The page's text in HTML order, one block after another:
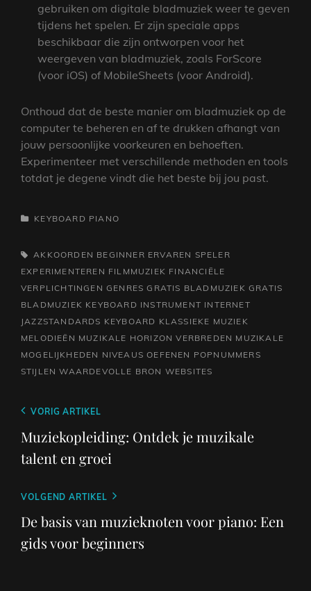
gebruiken om digitale bladmuziek weer te geven
tijdens het spelen. Er zijn speciale apps
beschikbaar die zijn ontworpen voor het
weergeven van bladmuziek, zoals ForScore
(voor iOS) of MobileSheets (voor Android).
Onthoud dat de beste manier om bladmuziek op de
computer te beheren en af ​​te drukken afhangt van
jouw persoonlijke voorkeuren en behoeften.
Experimenteer met verschillende methoden en tools
totdat je degene vindt die het beste bij jou past.
CATEGORIEËN
KEYBOARD PIANO
TAGS,AKKOORDEN BEGINNER ERVAREN SPELER
EXPERIMENTEREN FILMMUZIEK FINANCIËLE
VERPLICHTINGEN GENRES GRATIS BLADMUZIEK GRATIS
BLADMUZIEK KEYBOARD INSTRUMENT INTERNET
JAZZSTANDARDS KEYBOARD KLASSIEKE MUZIEK
MELODIEËN MUZIKALE HORIZON VERBREDEN MUZIKALE
MOGELIJKHEDEN NIVEAUS OEFENEN POPNUMMERS
STIJLEN WAARDEVOLLE BRON WEBSITES
Berichtnavigatie
Vorig
bericht
VORIG ARTIKEL
Muziekopleiding: Ontdek je muzikale
talent en groei
Volgend
bericht
VOLGEND ARTIKEL
De basis van muzieknoten voor piano: Een
gids voor beginners